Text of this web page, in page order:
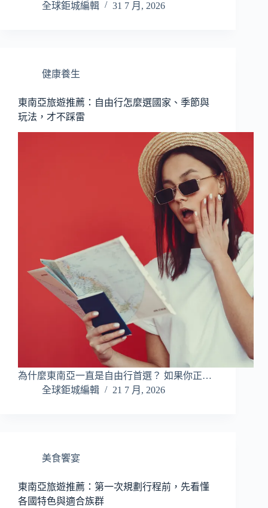
全球鉅城編輯
31 7 月, 2026
健康養生
東南亞旅遊推薦：自由行怎麼選國家、季節與
玩法，才不踩雷
為什麼東南亞一直是自由行首選？ 如果你正…
全球鉅城編輯
21 7 月, 2026
美食饗宴
東南亞旅遊推薦：第一次規劃行程前，先看懂
各國特色與適合族群